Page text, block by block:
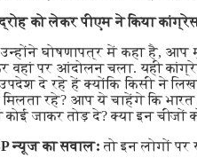
को लेकर पीएम ने किया
घोषणापत्र में कहा है, आप
वहां पर आंदोलन चला. यही
दे रहे हें क्योंकि किसी ने
रहे? आप ये चाहेंगे कि भारत
कोई जाकर तोड़ दे? क्या इन चीजों
न्यूज का सवालः तो इन लोगों पर